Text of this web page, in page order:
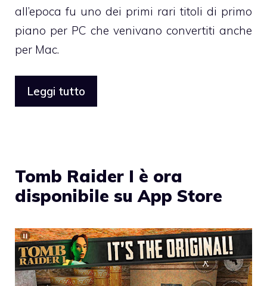
all’epoca fu uno dei primi rari titoli di primo
piano per PC che venivano convertiti anche
per Mac.
Leggi tutto
Tomb Raider I è ora
disponibile su App Store